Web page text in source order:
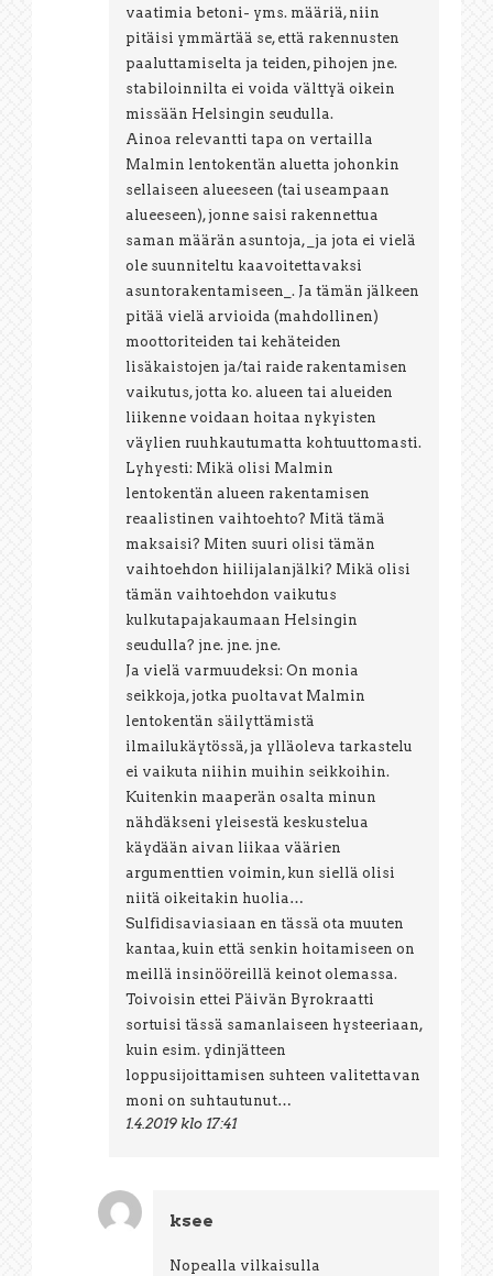
vaatimia betoni- yms. määriä, niin
pitäisi ymmärtää se, että rakennusten
paaluttamiselta ja teiden, pihojen jne.
stabiloinnilta ei voida välttyä oikein
missään Helsingin seudulla.
Ainoa relevantti tapa on vertailla
Malmin lentokentän aluetta johonkin
sellaiseen alueeseen (tai useampaan
alueeseen), jonne saisi rakennettua
saman määrän asuntoja, _ja jota ei vielä
ole suunniteltu kaavoitettavaksi
asuntorakentamiseen_. Ja tämän jälkeen
pitää vielä arvioida (mahdollinen)
moottoriteiden tai kehäteiden
lisäkaistojen ja/tai raide rakentamisen
vaikutus, jotta ko. alueen tai alueiden
liikenne voidaan hoitaa nykyisten
väylien ruuhkautumatta kohtuuttomasti.
Lyhyesti: Mikä olisi Malmin
lentokentän alueen rakentamisen
reaalistinen vaihtoehto? Mitä tämä
maksaisi? Miten suuri olisi tämän
vaihtoehdon hiilijalanjälki? Mikä olisi
tämän vaihtoehdon vaikutus
kulkutapajakaumaan Helsingin
seudulla? jne. jne. jne.
Ja vielä varmuudeksi: On monia
seikkoja, jotka puoltavat Malmin
lentokentän säilyttämistä
ilmailukäytössä, ja ylläoleva tarkastelu
ei vaikuta niihin muihin seikkoihin.
Kuitenkin maaperän osalta minun
nähdäkseni yleisestä keskustelua
käydään aivan liikaa väärien
argumenttien voimin, kun siellä olisi
niitä oikeitakin huolia…
Sulfidisaviasiaan en tässä ota muuten
kantaa, kuin että senkin hoitamiseen on
meillä insinööreillä keinot olemassa.
Toivoisin ettei Päivän Byrokraatti
sortuisi tässä samanlaiseen hysteeriaan,
kuin esim. ydinjätteen
loppusijoittamisen suhteen valitettavan
moni on suhtautunut…
1.4.2019 klo 17:41
ksee
Nopealla vilkaisulla